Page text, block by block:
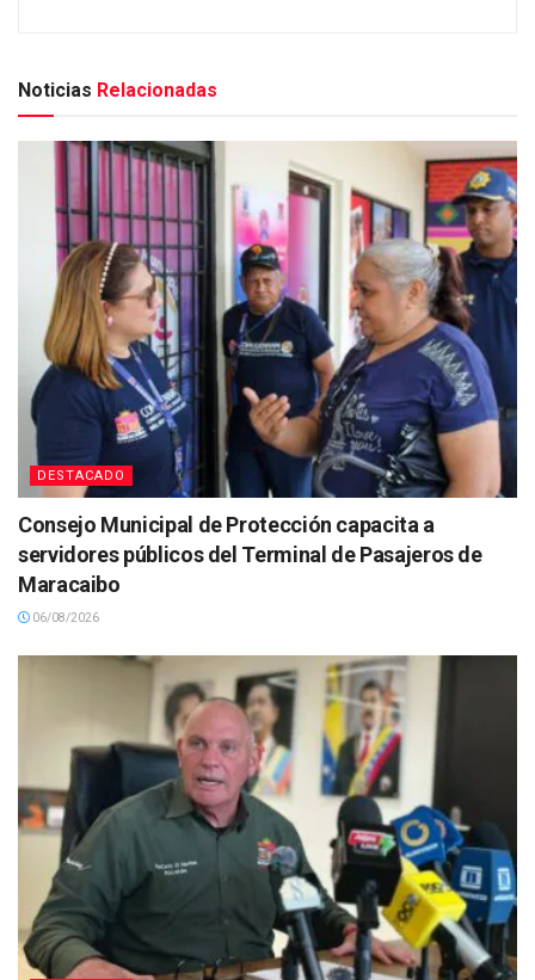
Noticias Relacionadas
DESTACADO
Consejo Municipal de Protección capacita a
servidores públicos del Terminal de Pasajeros de
Maracaibo
06/08/2026